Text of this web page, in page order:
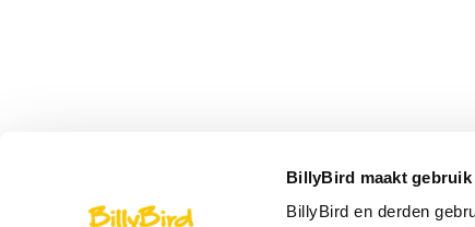
BillyBird maakt
BillyBird en derden